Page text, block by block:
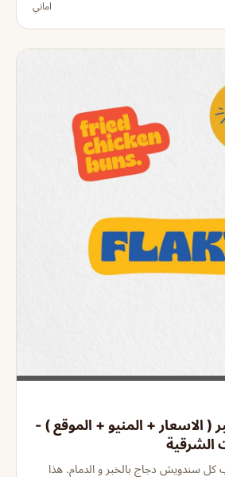
اماني
( الاسعار + المنيو + الموقع ) -
الشرقية
كل سندويش دجاج بالخبر و الدمام. هذا